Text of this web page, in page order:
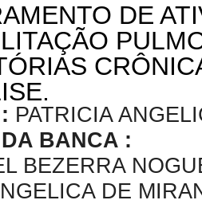
DE
PATRICIA
BANCA :
BEZERRA
DE